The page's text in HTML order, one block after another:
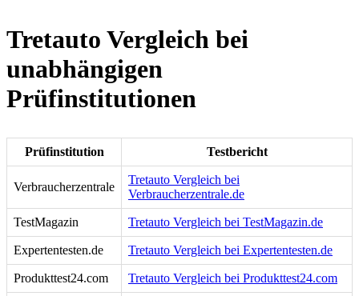
Tretauto Vergleich bei
unabhängigen
Prüfinstitutionen
Prüfinstitution Testbericht
Verbraucherzentrale
Tretauto Vergleich bei
Verbraucherzentrale.de
TestMagazin Tretauto Vergleich bei TestMagazin.de
Expertentesten.de Tretauto Vergleich bei Expertentesten.de
Produkttest24.com Tretauto Vergleich bei Produkttest24.com